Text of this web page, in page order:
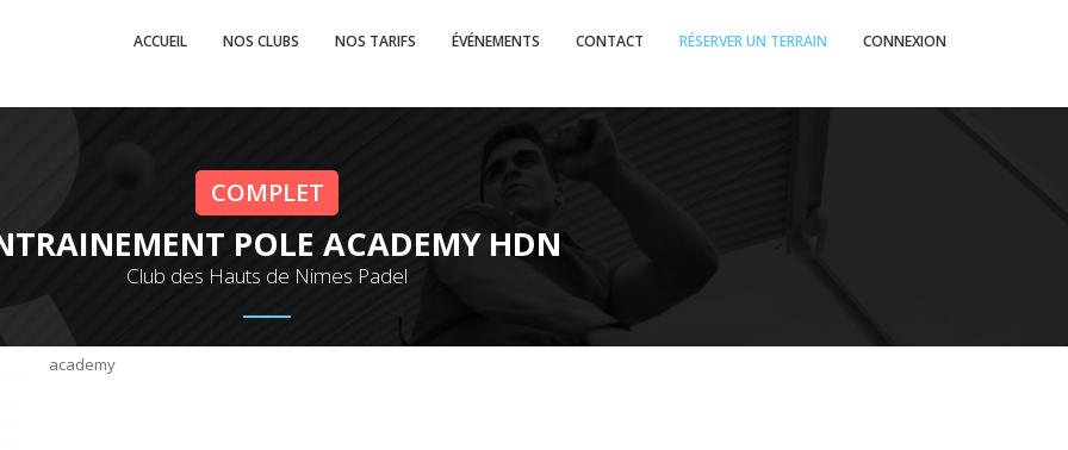
ACCUEIL NOS CLUBS NOS TARIFS ÉVÉNEMENTS CONTACT RÉSERVER UN TERRAIN CONNEXION
COMPLET
POLE ACADEMY HDN
Club des Hauts de Nimes Padel
academy